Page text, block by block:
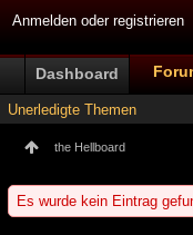
Anmelden oder registrieren
Dashboard
Unerledigte Themen
the Hellboard
Es wurde kein Eintrag